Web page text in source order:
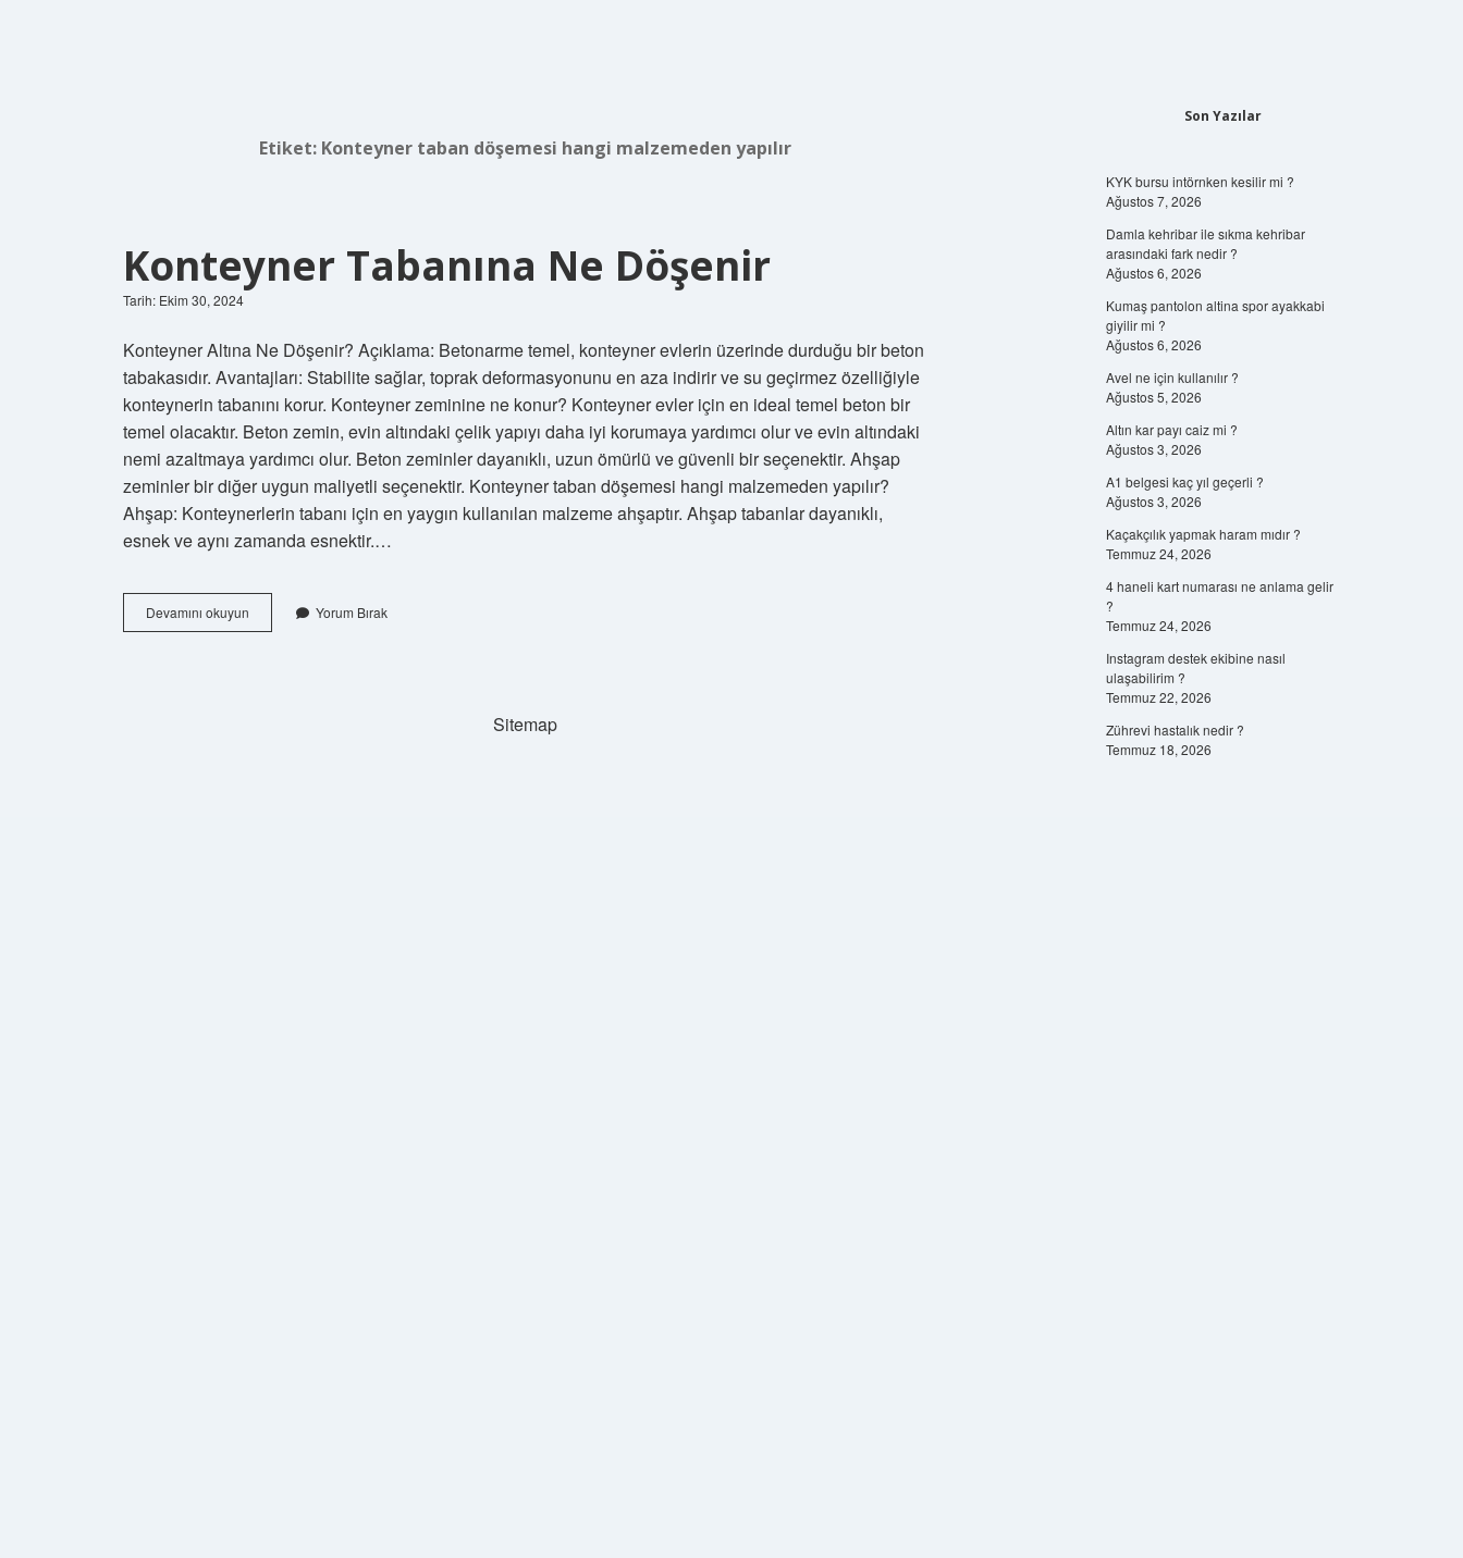
Etiket: Konteyner taban döşemesi hangi malzemeden yapılır
Konteyner Tabanına Ne Döşenir
Tarih: Ekim 30, 2024
Konteyner Altına Ne Döşenir? Açıklama: Betonarme temel, konteyner evlerin üzerinde durduğu bir beton
tabakasıdır. Avantajları: Stabilite sağlar, toprak deformasyonunu en aza indirir ve su geçirmez özelliğiyle
konteynerin tabanını korur. Konteyner zeminine ne konur? Konteyner evler için en ideal temel beton bir
temel olacaktır. Beton zemin, evin altındaki çelik yapıyı daha iyi korumaya yardımcı olur ve evin altındaki
nemi azaltmaya yardımcı olur. Beton zeminler dayanıklı, uzun ömürlü ve güvenli bir seçenektir. Ahşap
zeminler bir diğer uygun maliyetli seçenektir. Konteyner taban döşemesi hangi malzemeden yapılır?
Ahşap: Konteynerlerin tabanı için en yaygın kullanılan malzeme ahşaptır. Ahşap tabanlar dayanıklı,
esnek ve aynı zamanda esnektir.…
Devamını okuyun Konteyner
Tabanına
Yorum Bırak
Sitemap
Son Yazılar
KYK bursu intörnken kesilir mi ?
Ağustos 7, 2026
Damla kehribar ile sıkma kehribar
arasındaki fark nedir ?
Ağustos 6, 2026
Kumaş pantolon altina spor ayakkabi
giyilir mi ?
Ağustos 6, 2026
Avel ne için kullanılır ?
Ağustos 5, 2026
Altın kar payı caiz mi ?
Ağustos 3, 2026
A1 belgesi kaç yıl geçerli ?
Ağustos 3, 2026
Kaçakçılık yapmak haram mıdır ?
Temmuz 24, 2026
4 haneli kart numarası ne anlama gelir
?
Temmuz 24, 2026
Instagram destek ekibine nasıl
ulaşabilirim ?
Temmuz 22, 2026
Zührevi hastalık nedir ?
Temmuz 18, 2026